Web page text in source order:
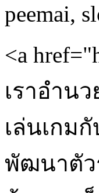
peemai,
<a
เราอำน
เล่นเกม
พัฒนาตัว